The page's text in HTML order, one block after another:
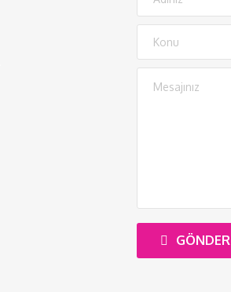
GÖNDER